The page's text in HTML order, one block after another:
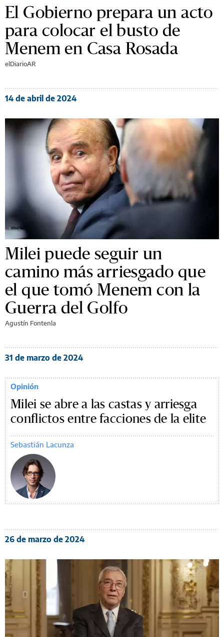
El Gobierno prepara un acto
para colocar el busto de
Menem en Casa Rosada
elDiarioAR
14 de abril de 2024
Milei puede seguir un
camino más arriesgado que
el que tomó Menem con la
Guerra del Golfo
Agustín Fontenla
31 de marzo de 2024
Opinión
Milei se abre a las castas y arriesga
conflictos entre facciones de la elite
Sebastián Lacunza
26 de marzo de 2024